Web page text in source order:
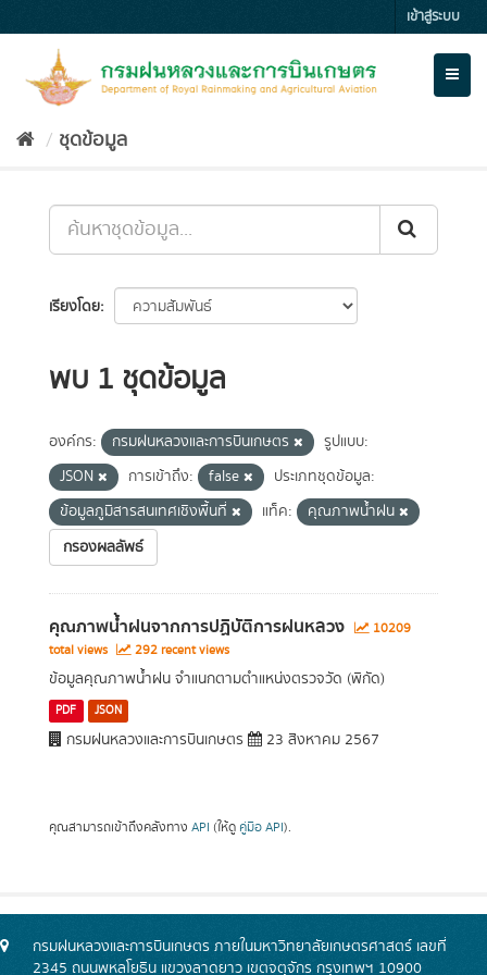
to
เข้าสู่ระบบ
ชุดข้อมูล
เรียงโดย
พบ 1 ชุดข้อมูล
องค์กร: กรมฝนหลวงและการบินเกษตร
รูปแบบ:
JSON
การเข้าถึง: false
ประเภทชุดข้อมูล:
ข้อมูลภูมิสารสนเทศเชิงพื้นที่
แท็ค:
คุณภาพน้ำฝน
กรองผลลัพธ์
คุณภาพน้ำฝนจากการปฏิบัติการฝนหลวง
10209
total views
292 recent views
ข้อมูลคุณภาพน้ำฝน จำแนกตามตำแหน่งตรวจวัด (พิกัด)
PDF JSON
กรมฝนหลวงและการบินเกษตร 23 สิงหาคม 2567
คุณสามารถเข้าถึงคลังทาง API (ให้ดู คู่มือ API).
กรมฝนหลวงและการบินเกษตร ภายในมหาวิทยาลัยเกษตรศาสตร์ เลขที่
2345 ถนนพหลโยธิน แขวงลาดยาว เขตจตุจักร กรุงเทพฯ 10900